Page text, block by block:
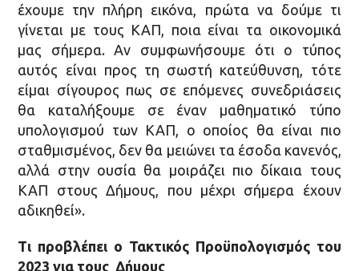
έχουμε την πλήρη εικόνα, πρώτα να δούμε τι
γίνεται με τους ΚΑΠ, ποια είναι τα οικονομικά
μας σήμερα. Αν συμφωνήσουμε ότι ο τύπος
αυτός είναι προς τη σωστή κατεύθυνση, τότε
είμαι σίγουρος πως σε επόμενες συνεδριάσεις
θα καταλήξουμε σε έναν μαθηματικό τύπο
υπολογισμού των ΚΑΠ, ο οποίος θα είναι πιο
σταθμισμένος, δεν θα μειώνει τα έσοδα κανενός,
αλλά στην ουσία θα μοιράζει πιο δίκαια τους
ΚΑΠ στους Δήμους, που μέχρι σήμερα έχουν
αδικηθεί».
Τι προβλέπει ο Τακτικός Προϋπολογισμός του
2023 για τους Δήμους